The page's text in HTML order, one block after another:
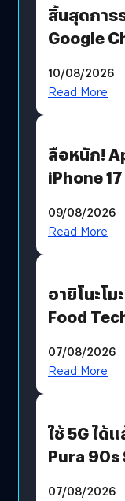
สิ้นสุดการ
Google
เงื่อนไขที่ก
10/08/2026
Read More
ลือหนัก!
iPhone
09/08/2026
Read More
อายิโนะโ
Food
บริโภคและ
07/08/2026
Read More
ใช้ 5G ได้
Pura 90s
07/08/2026